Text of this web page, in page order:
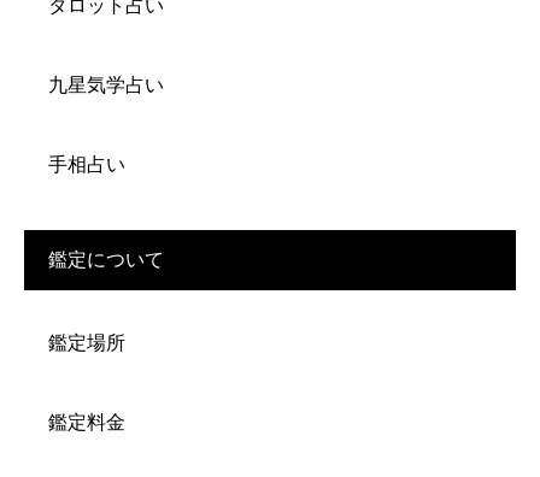
タロット占い
九星気学占い
手相占い
鑑定について
鑑定場所
鑑定料金